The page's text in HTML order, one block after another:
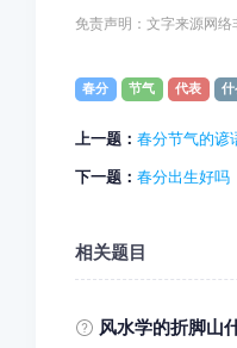
免责声明：文字来源网络
春分 节气 代表
上一题： 春分节气的谚
下一题： 春分出生好吗
相关题目
风水学的折脚山